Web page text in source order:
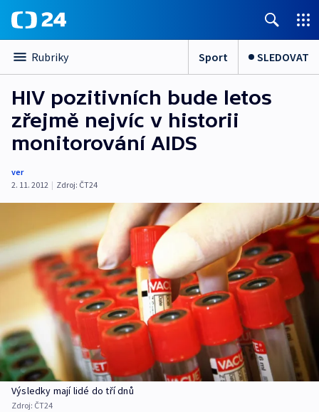
Rubriky Sport SLEDOVAT
HIV pozitivních bude letos
zřejmě nejvíc v historii
monitorování AIDS
ver
2. 11. 2012 | Zdroj: ČT24
Výsledky mají lidé do tří dnů
Zdroj: ČT24